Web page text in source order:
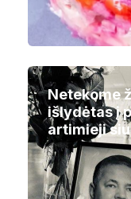
Netekome
išlydėtas į
artimieji